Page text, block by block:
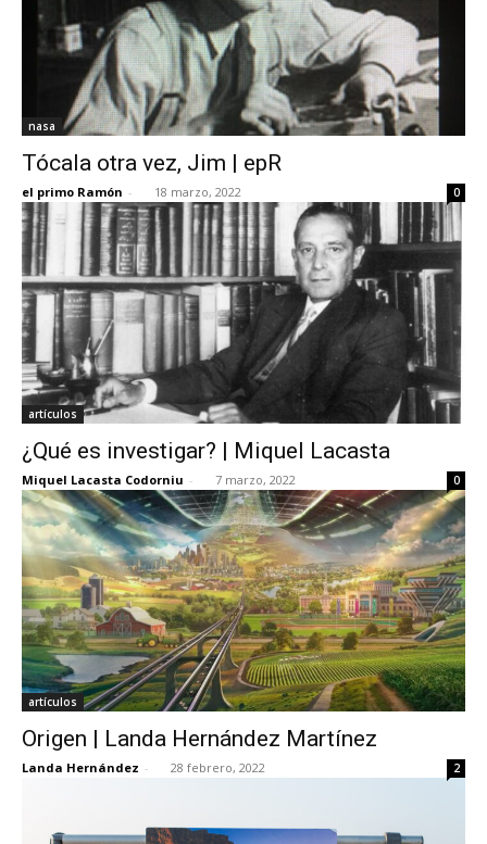
nasa
Tócala otra vez, Jim | epR
el primo Ramón - 18 marzo, 2022 0
artículos
¿Qué es investigar? | Miquel Lacasta
Miquel Lacasta Codorniu - 7 marzo, 2022 0
artículos
Origen | Landa Hernández Martínez
Landa Hernández - 28 febrero, 2022 2